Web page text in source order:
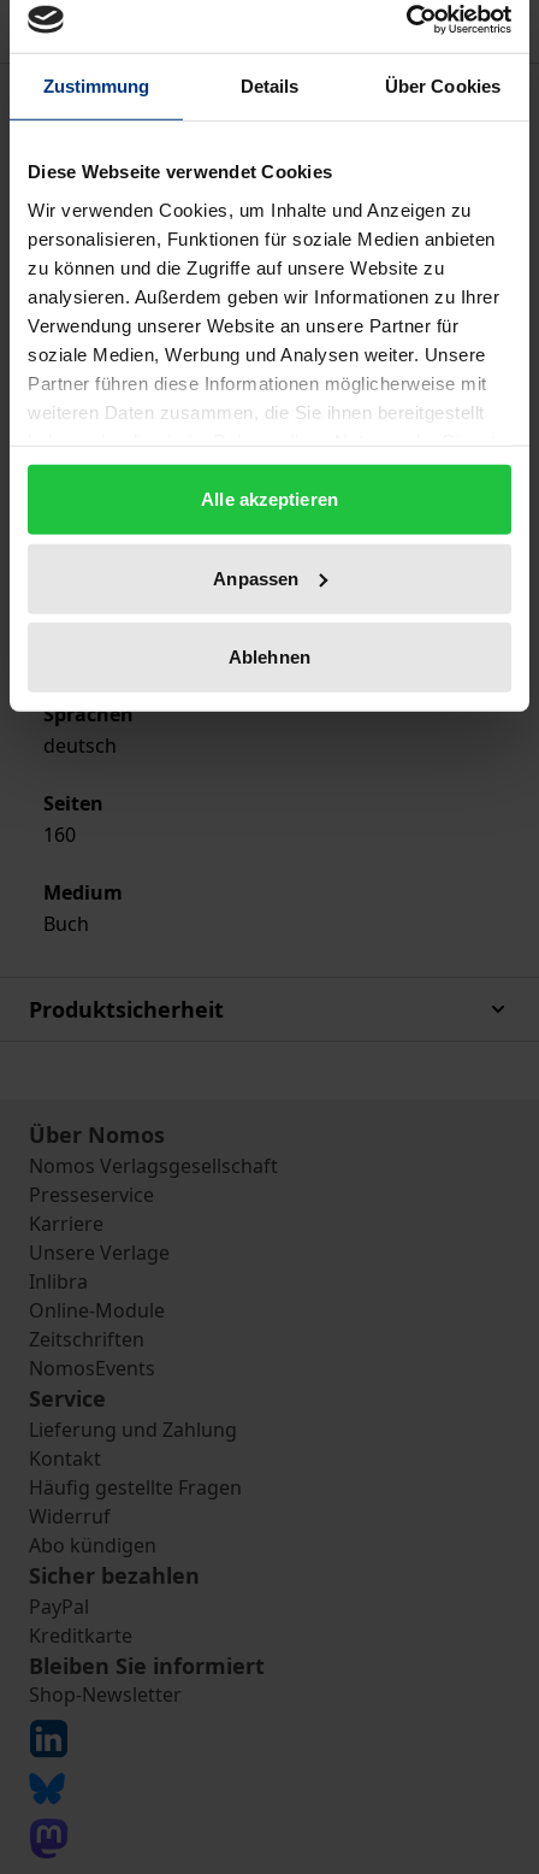
Zustimmung Details Über Cookies
Diese Webseite verwendet Cookies
Wir verwenden Cookies, um Inhalte und Anzeigen zu
personalisieren, Funktionen für soziale Medien anbieten
zu können und die Zugriffe auf unsere Website zu
analysieren. Außerdem geben wir Informationen zu Ihrer
Verwendung unserer Website an unsere Partner für
soziale Medien, Werbung und Analysen weiter. Unsere
Partner führen diese Informationen möglicherweise mit
weiteren Daten zusammen, die Sie ihnen bereitgestellt
gesammelt haben.
Alle akzeptieren
Anpassen
Ablehnen
Bibliografische Angaben
Auflage
1
ISBN
978-3-7890-1804-6
Erscheinungsdatum
02.11.1989
Verlag
Ausgabeart
Sprachen
deutsch
Seiten
160
Medium
Buch
Produktsicherheit
Über Nomos
Nomos Verlagsgesellschaft
Presseservice
Karriere
Unsere Verlage
Inlibra
Online-Module
Zeitschriften
NomosEvents
Service
Lieferung und Zahlung
Kontakt
Häufig gestellte Fragen
Widerruf
Abo kündigen
Sicher bezahlen
PayPal
Kreditkarte
Bleiben Sie informiert
Shop-Newsletter